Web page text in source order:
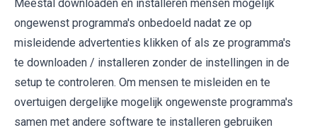
Meestal downloaden en installeren mensen mogelijk
ongewenst programma's onbedoeld nadat ze op
misleidende advertenties klikken of als ze programma's
te downloaden / installeren zonder de instellingen in de
setup te controleren. Om mensen te misleiden en te
overtuigen dergelijke mogelijk ongewenste programma's
samen met andere software te installeren gebruiken